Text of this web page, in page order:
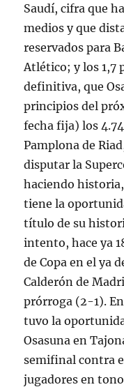
Saudí, cifra que
medios y que
reservados para
Atlético; y los 1,7
definitiva, que
principios del
fecha fija) los
Pamplona de
disputar la
haciendo
tiene la
título de su
intento, hace ya
de Copa en el ya
Calderón de
prórroga (2-1).
tuvo la
Osasuna en
semifinal contra
jugadores en